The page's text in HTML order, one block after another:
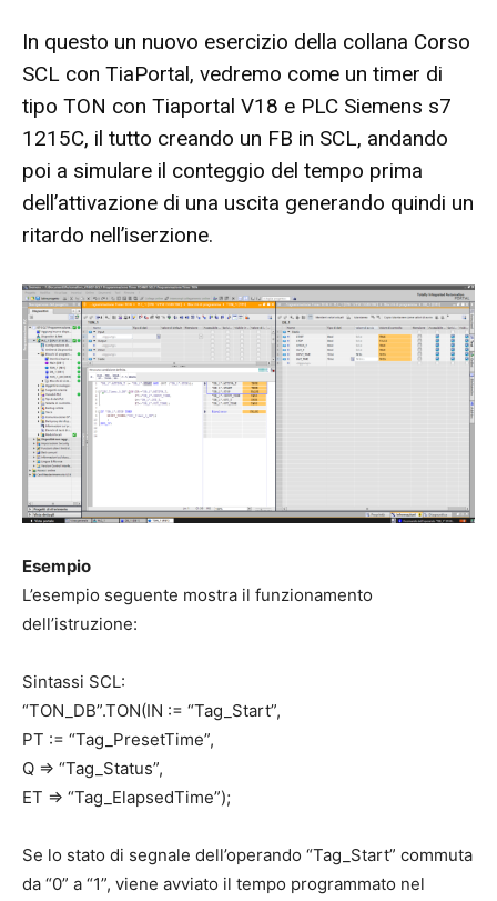
In questo un nuovo esercizio della collana Corso
SCL con TiaPortal, vedremo come un timer di
tipo TON con Tiaportal V18 e PLC Siemens s7
1215C, il tutto creando un FB in SCL, andando
poi a simulare il conteggio del tempo prima
dell’attivazione di una uscita generando quindi un
ritardo nell’iserzione.
Esempio
L’esempio seguente mostra il funzionamento
dell’istruzione:
Sintassi SCL:
“TON_DB”.TON(IN := “Tag_Start”,
PT := “Tag_PresetTime”,
Q => “Tag_Status”,
ET => “Tag_ElapsedTime”);
Se lo stato di segnale dell’operando “Tag_Start” commuta
da “0” a “1”, viene avviato il tempo programmato nel